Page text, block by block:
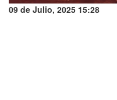
09 de Julio, 2025 15:28